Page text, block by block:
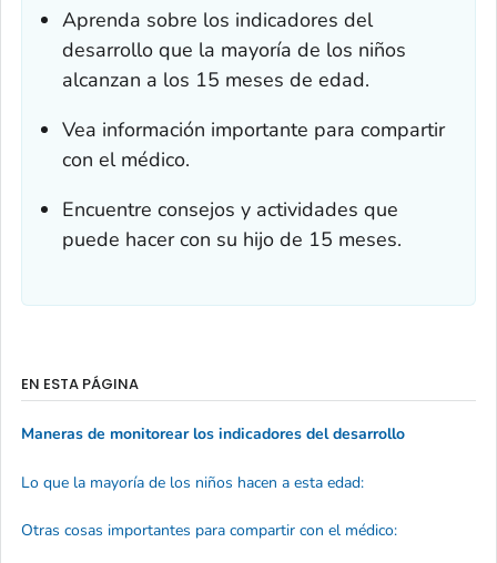
Aprenda sobre los indicadores del
desarrollo que la mayoría de los niños
alcanzan a los 15 meses de edad.
Vea información importante para compartir
con el médico.
Encuentre consejos y actividades que
puede hacer con su hijo de 15 meses.
EN ESTA PÁGINA
Maneras de monitorear los indicadores del desarrollo
Lo que la mayoría de los niños hacen a esta edad:
Otras cosas importantes para compartir con el médico: